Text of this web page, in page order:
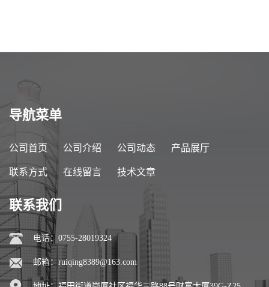
导航菜单
公司首页 公司介绍 公司动态 产品展厅
联系方式 在线留言 技术文章
联系我们
电话：0755-28019324
邮箱： ruiqing8389@163.com